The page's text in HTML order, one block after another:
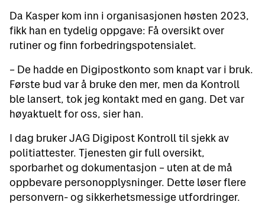
Da Kasper kom inn i organisasjonen høsten 2023,
fikk han en tydelig oppgave: Få oversikt over
rutiner og finn forbedringspotensialet.
– De hadde en Digipostkonto som knapt var i bruk.
Første bud var å bruke den mer, men da Kontroll
ble lansert, tok jeg kontakt med en gang. Det var
høyaktuelt for oss, sier han.
I dag bruker JAG Digipost Kontroll til sjekk av
politiattester. Tjenesten gir full oversikt,
sporbarhet og dokumentasjon – uten at de må
oppbevare personopplysninger. Dette løser flere
personvern- og sikkerhetsmessige utfordringer.